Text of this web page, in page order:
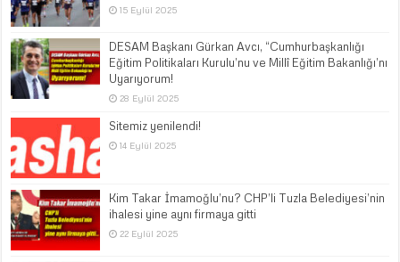
15 Eylül 2025
DESAM Başkanı Gürkan Avcı, “Cumhurbaşkanlığı
Eğitim Politikaları Kurulu’nu ve Millî Eğitim Bakanlığı’nı
Uyarıyorum!
28 Eylül 2025
Sitemiz yenilendi!
14 Eylül 2025
Kim Takar İmamoğlu’nu? CHP’li Tuzla Belediyesi’nin
ihalesi yine aynı firmaya gitti
22 Eylül 2025